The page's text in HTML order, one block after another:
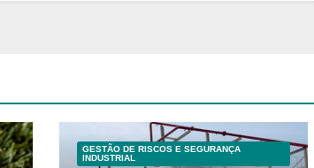
GESTÃO DE RISCOS E SEGURANÇA
INDUSTRIAL